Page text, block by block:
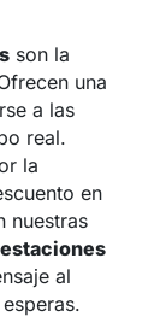
son la
una
a las
real.
la
en
nuestras
al